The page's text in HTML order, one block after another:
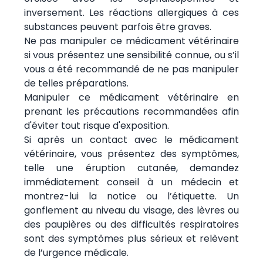
inversement. Les réactions allergiques à ces
substances peuvent parfois être graves.
Ne pas manipuler ce médicament vétérinaire
si vous présentez une sensibilité connue, ou s’il
vous a été recommandé de ne pas manipuler
de telles préparations.
Manipuler ce médicament vétérinaire en
prenant les précautions recommandées afin
d'éviter tout risque d'exposition.
Si après un contact avec le médicament
vétérinaire, vous présentez des symptômes,
telle une éruption cutanée, demandez
immédiatement conseil à un médecin et
montrez-lui la notice ou l’étiquette. Un
gonflement au niveau du visage, des lèvres ou
des paupières ou des difficultés respiratoires
sont des symptômes plus sérieux et relèvent
de l’urgence médicale.